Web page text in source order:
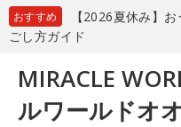
おすすめ
【2026夏休み】
ごし方ガイド
MIRACLE
ルワールドオ